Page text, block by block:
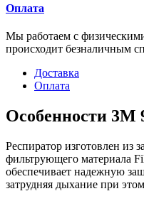
Оплата
Мы работаем с
происходит безналичным
Доставка
Оплата
Особенности 3М
Респиратор изготовлен из
фильтрующего материала
обеспечивает надежную
затрудняя дыхание при